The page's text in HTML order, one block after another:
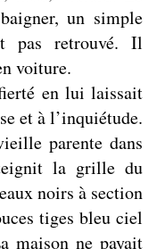
un simple
pas retrouvé. Il
voiture.
en lui laissait
et à l’inquiétude.
parente dans
la grille du
noirs à section
tiges bleu ciel
maison ne payait